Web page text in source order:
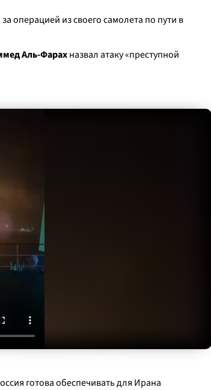
операцией из своего самолета по пути в
Аль-Фарахназвал атаку «преступной
готова обеспечивать для Ирана